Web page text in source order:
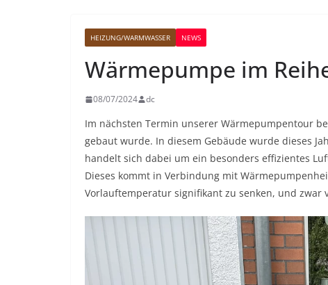
HEIZUNG/WARMWASSER NEWS
Wärmepumpe im
08/07/2024 dc
Im nächsten Termin unserer Wärmepumpentour
gebaut wurde. In diesem Gebäude wurde dieses
handelt sich dabei um ein besonders effizientes
Dieses kommt in Verbindung mit
Vorlauftemperatur signifikant zu senken, und zwar